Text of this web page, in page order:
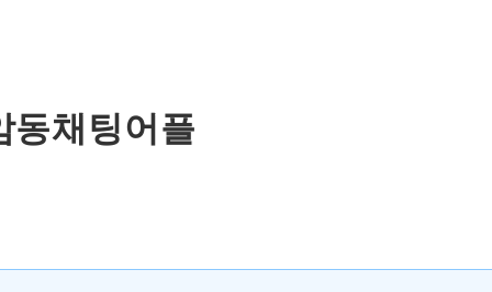
동채팅어플